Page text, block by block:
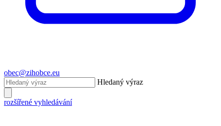
obec@zihobce.eu
Hledaný výraz
rozšířené vyhledávání